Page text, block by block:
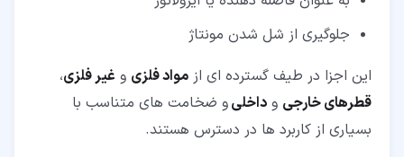
Washer)
جلوگیری از شل شدن مونتاژ
این اجزا در طیف گسترده ای از مواد فلزی و غیر فلزی،
قطرهای خارجی و داخلیو ضخامت های متناسب با
بسیاری از کاربرد ها در دسترس هستند.